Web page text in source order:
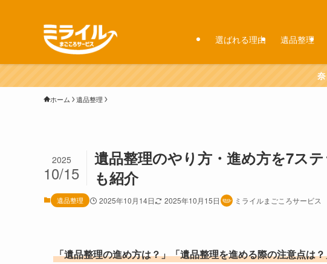
選ばれる理由 遺品整理
ホーム 遺品整理
遺品整理のやり方・進め方を7ス
も紹介
2025
10/15
遺品整理 2025年10月14日 2025年10月15日 ミライルまごころサービス
「遺品整理の進め方は？」「遺品整理を進める際の注意点は